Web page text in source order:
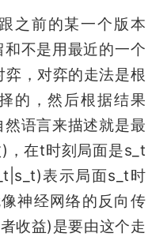
之前的某一个版本
和不是用最近的一个
，对弈的走法是根
的，然后根据结果
语言来描述就是最
，在t时刻局面是s_t
表示局面s_t时
神经网络的反向传
收益)是要由这个走